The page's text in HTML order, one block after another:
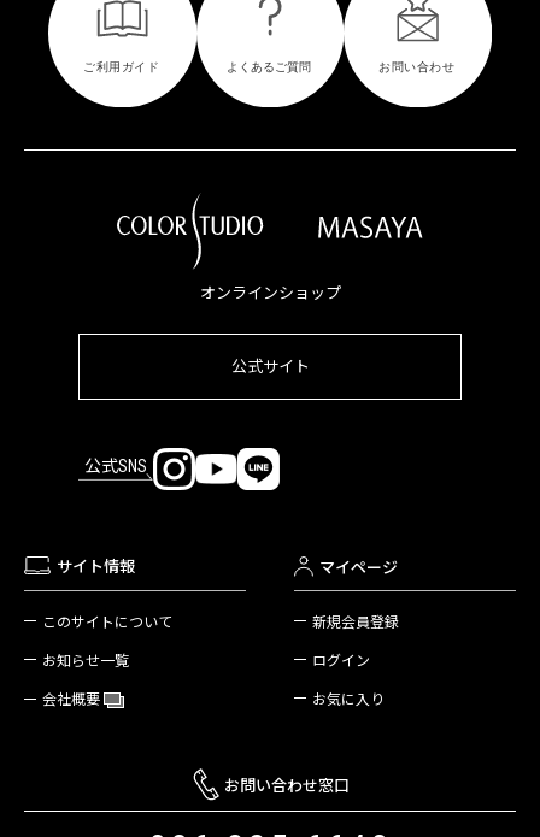
オンラインショップ
公式サイト
公式SNS
サイト情報
このサイトについて
お知らせ一覧
会社概要
マイページ
新規会員登録
ログイン
お気に入り
お問い合わせ窓口